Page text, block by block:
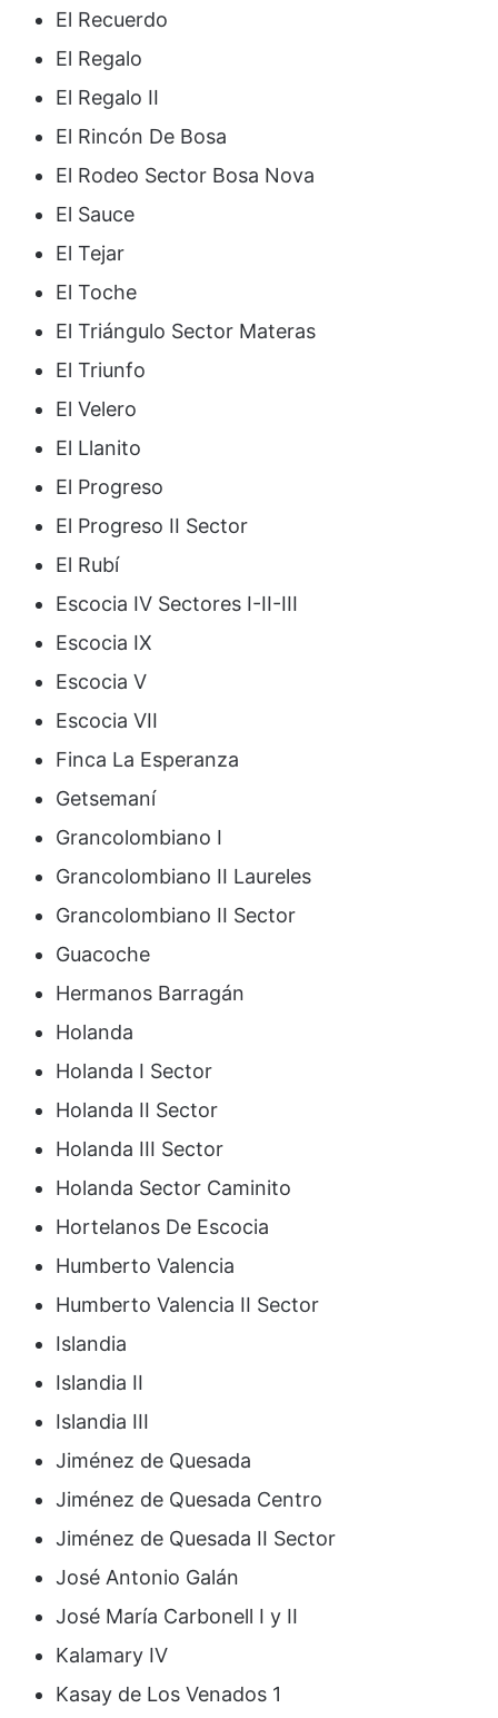
El Recuerdo
El Regalo
El Regalo II
El Rincón De Bosa
El Rodeo Sector Bosa Nova
El Sauce
El Tejar
El Toche
El Triángulo Sector Materas
El Triunfo
El Velero
El Llanito
El Progreso
El Progreso II Sector
El Rubí
Escocia IV Sectores I-II-III
Escocia IX
Escocia V
Escocia VII
Finca La Esperanza
Getsemaní
Grancolombiano I
Grancolombiano II Laureles
Grancolombiano II Sector
Guacoche
Hermanos Barragán
Holanda
Holanda I Sector
Holanda II Sector
Holanda III Sector
Holanda Sector Caminito
Hortelanos De Escocia
Humberto Valencia
Humberto Valencia II Sector
Islandia
Islandia II
Islandia III
Jiménez de Quesada
Jiménez de Quesada Centro
Jiménez de Quesada II Sector
José Antonio Galán
José María Carbonell I y II
Kalamary IV
Kasay de Los Venados 1